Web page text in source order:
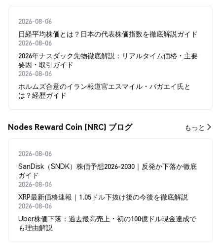
2026-08-06
日経平均株価とは？日本の代表株価指数を徹底解説ガイド
2026-08-06
2026年ナスダック先物徹底解説：リアルタイム価格・主要
要因・取引ガイド
2026-08-06
ホルムズ合意のイラン報道官エスマイル・バガエイ氏と
は？経歴ガイド
Nodes Reward Coin (NRC) ブログ もっと
2026-08-06
SanDisk（SNDK）株価予想2026-2030｜反発か下落か徹底
ガイド
2026-08-06
XRP最新価格速報｜1.05ドル下抜け後の今後を徹底解説
2026-08-06
Uber株価下落：過去最高売上・初の100億ドル現金達成で
も理由解説